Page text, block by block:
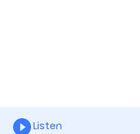
Listen